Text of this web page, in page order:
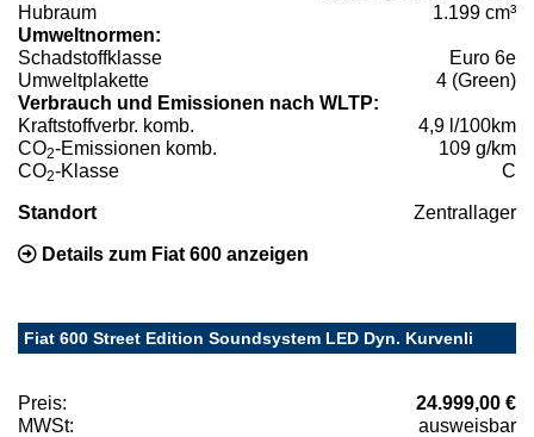
Hubraum
1.199 cm³
Umweltnormen:
Schadstoffklasse
Euro 6e
Umweltplakette
4 (Green)
Verbrauch und Emissionen nach WLTP:
Kraftstoffverbr. komb.
4,9 l/100km
CO2-Emissionen komb.
109 g/km
CO2-Klasse C
Standort Zentrallager
Details zum Fiat 600 anzeigen
Fiat 600 Street Edition Soundsystem LED Dyn. Kurvenli
Preis:
24.999,00 €
MWSt:
ausweisbar